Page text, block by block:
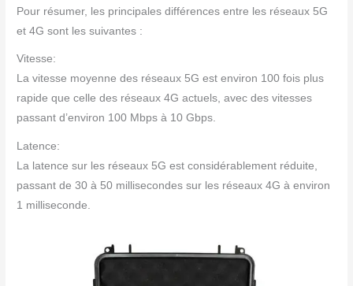
Pour résumer, les principales différences entre les réseaux 5G
et 4G sont les suivantes :
Vitesse:
La vitesse moyenne des réseaux 5G est environ 100 fois plus
rapide que celle des réseaux 4G actuels, avec des vitesses
passant d’environ 100 Mbps à 10 Gbps.
Latence:
La latence sur les réseaux 5G est considérablement réduite,
passant de 30 à 50 millisecondes sur les réseaux 4G à environ
1 milliseconde.